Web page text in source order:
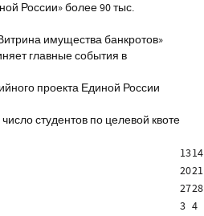
России» более 90 тыс.
имущества банкротов»
главные события в
проекта Единой России
студентов по целевой квоте
1314
2021
2728
3 4